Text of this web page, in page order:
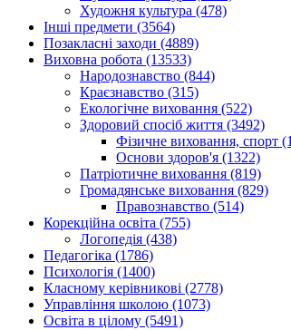
Художня культура (478)
Інші предмети (3564)
Позакласні заходи (4889)
Виховна робота (13533)
Народознавство (844)
Краєзнавство (315)
Екологічне виховання (522)
Здоровий спосіб життя (3492)
Фізичне виховання, спорт
Основи здоров'я (1322)
Патріотичне виховання (819)
Громадянське виховання (829)
Правознавство (514)
Корекційна освіта (755)
Логопедія (438)
Педагогіка (1786)
Психологія (1400)
Класному керівникові (2778)
Управління школою (1073)
Освіта в цілому (5491)